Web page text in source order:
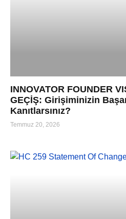
INNOVATOR FOUNDER
GEÇİŞ: Girişiminizin
Kanıtlarsınız?
Temmuz 20, 2026